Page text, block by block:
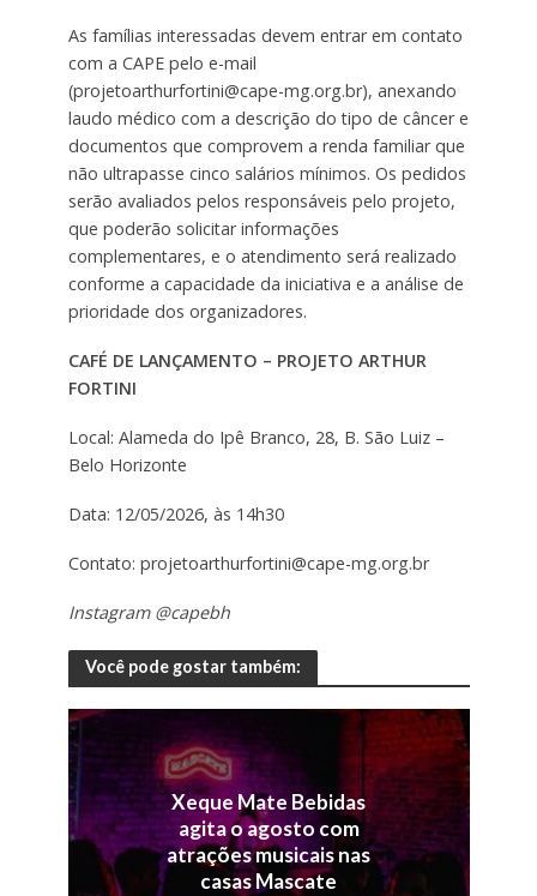
As famílias interessadas devem entrar em contato
com a CAPE pelo e-mail
(projetoarthurfortini@cape-mg.org.br), anexando
laudo médico com a descrição do tipo de câncer e
documentos que comprovem a renda familiar que
não ultrapasse cinco salários mínimos. Os pedidos
serão avaliados pelos responsáveis pelo projeto,
que poderão solicitar informações
complementares, e o atendimento será realizado
conforme a capacidade da iniciativa e a análise de
prioridade dos organizadores.
CAFÉ DE LANÇAMENTO – PROJETO ARTHUR
FORTINI
Local: Alameda do Ipê Branco, 28, B. São Luiz –
Belo Horizonte
Data: 12/05/2026, às 14h30
Contato: projetoarthurfortini@cape-mg.org.br
Instagram @capebh
Você pode gostar também:
Xeque Mate Bebidas
agita o agosto com
atrações musicais nas
casas Mascate